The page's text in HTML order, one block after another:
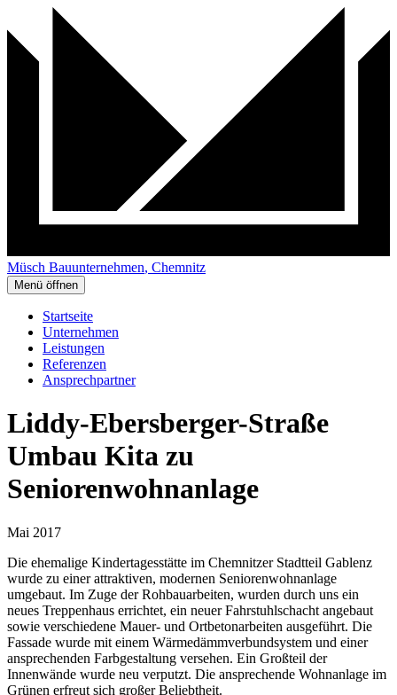
Müsch Bauunternehmen, Chemnitz
Menü öffnen
Startseite
Unternehmen
Leistungen
Referenzen
Ansprechpartner
Liddy-Ebersberger-Straße
Umbau Kita zu
Seniorenwohnanlage
Mai 2017
Die ehemalige Kindertagesstätte im Chemnitzer Stadtteil Gablenz
wurde zu einer attraktiven, modernen Seniorenwohnanlage
umgebaut. Im Zuge der Rohbauarbeiten, wurden durch uns ein
neues Treppenhaus errichtet, ein neuer Fahrstuhlschacht angebaut
sowie verschiedene Mauer- und Ortbetonarbeiten ausgeführt. Die
Fassade wurde mit einem Wärmedämmverbundsystem und einer
ansprechenden Farbgestaltung versehen. Ein Großteil der
Innenwände wurde neu verputzt. Die ansprechende Wohnanlage im
Grünen erfreut sich großer Beliebtheit.